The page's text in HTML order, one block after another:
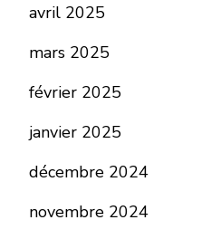
avril 2025
mars 2025
février 2025
janvier 2025
décembre 2024
novembre 2024